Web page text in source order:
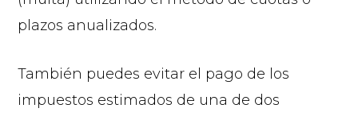
plazos anualizados.
También puedes evitar el pago de los
impuestos estimados de una de dos